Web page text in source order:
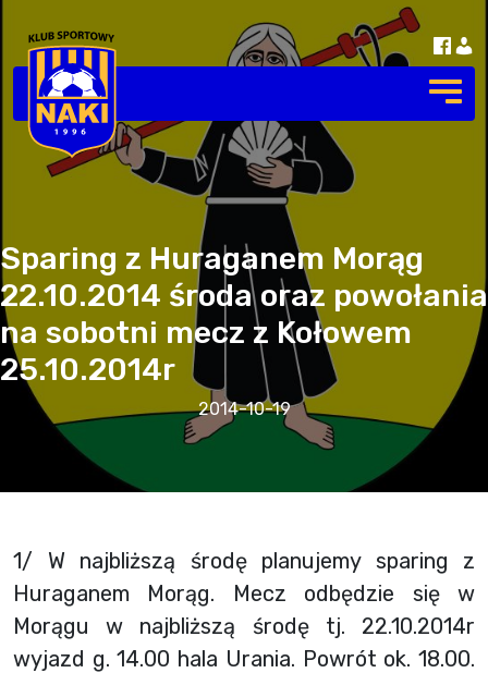
Sparing z Huraganem Morąg
22.10.2014 środa oraz powołania
na sobotni mecz z Kołowem
25.10.2014r
2014-10-19
1/ W najbliższą środę planujemy sparing z
Huraganem Morąg. Mecz odbędzie się w
Morągu w najbliższą środę tj. 22.10.2014r
wyjazd g. 14.00 hala Urania. Powrót ok. 18.00.